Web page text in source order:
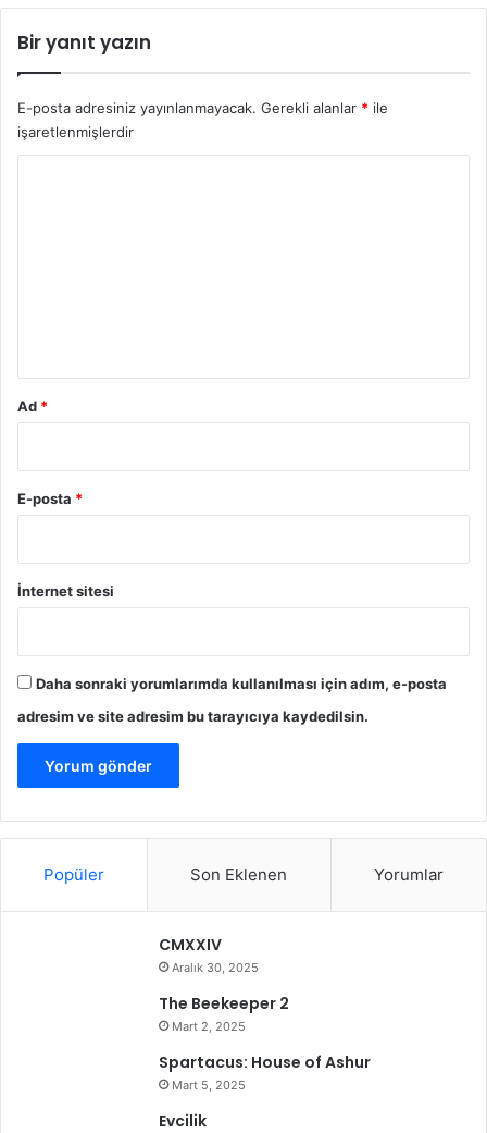
Bir yanıt yazın
E-posta adresiniz yayınlanmayacak. Gerekli alanlar * ile
işaretlenmişlerdir
Ad *
E-posta *
İnternet sitesi
Daha sonraki yorumlarımda kullanılması için adım, e-posta
adresim ve site adresim bu tarayıcıya kaydedilsin.
Popüler Son Eklenen Yorumlar
CMXXIV
Aralık 30, 2025
The Beekeeper 2
Mart 2, 2025
Spartacus: House of Ashur
Mart 5, 2025
Evcilik